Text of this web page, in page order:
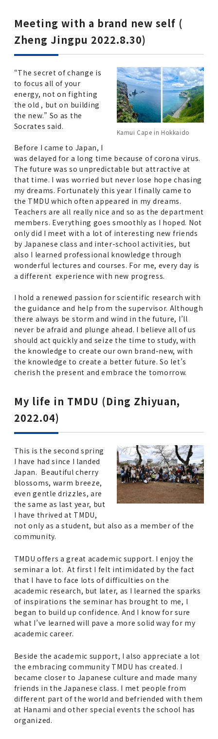
2014年度
2013年度
2012年度
2011年度
お茶の水医学雑誌
Meeting with a brand new self (
Zheng Jingpu 2022.8.30)
Kamui Cape in Hokkaido
“The secret of change is
to focus all of your
energy, not on fighting
the old , but on building
the new.” So as the
Socrates said.
Before I came to Japan, I
was delayed for a long time because of corona virus.
The future was so unpredictable but attractive at
that time. I was worried but never lose hope chasing
my dreams. Fortunately this year I finally came to
the TMDU which often appeared in my dreams.
Teachers are all really nice and so as the department
members. Everything goes smoothly as I hoped. Not
only did I meet with a lot of interesting new friends
by Japanese class and inter-school activities, but
also I learned professional knowledge through
wonderful lectures and courses. For me, every day is
a different experience with new progress.
I hold a renewed passion for scientific research with
the guidance and help from the supervisor. Although
there always be storm and wind in the future, I’ll
never be afraid and plunge ahead. I believe all of us
should act quickly and seize the time to study, with
the knowledge to create our own brand-new, with
the knowledge to create a better future. So let’s
cherish the present and embrace the tomorrow.
My life in TMDU (Ding Zhiyuan,
2022.04)
This is the second spring
I have had since I landed
Japan. Beautiful cherry
blossoms, warm breeze,
even gentle drizzles, are
the same as last year, but
I have thrived at TMDU,
not only as a student, but also as a member of the
community.
TMDU offers a great academic support. I enjoy the
seminar a lot. At first I felt intimidated by the fact
that I have to face lots of difficulties on the
academic research, but later, as I learned the sparks
of inspirations the seminar has brought to me, I
began to build up confidence. And I know for sure
what I’ve learned will pave a more solid way for my
academic career.
Beside the academic support, I also appreciate a lot
the embracing community TMDU has created. I
became closer to Japanese culture and made many
friends in the Japanese class. I met people from
different part of the world and befriended with them
at Hanami and other special events the school has
organized.